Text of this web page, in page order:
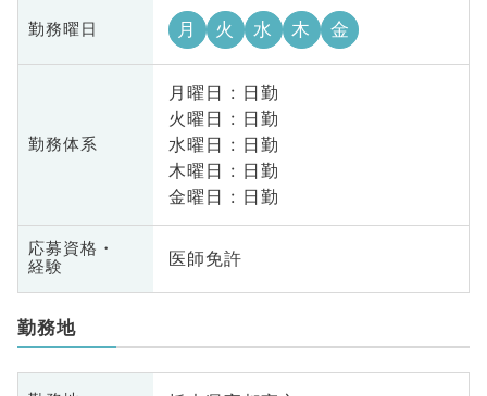
勤務曜日 月 火 水 木 金
勤務体系
月曜日 : 日勤
火曜日 : 日勤
水曜日 : 日勤
木曜日 : 日勤
金曜日 : 日勤
応募資格・
経験
医師免許
勤務地